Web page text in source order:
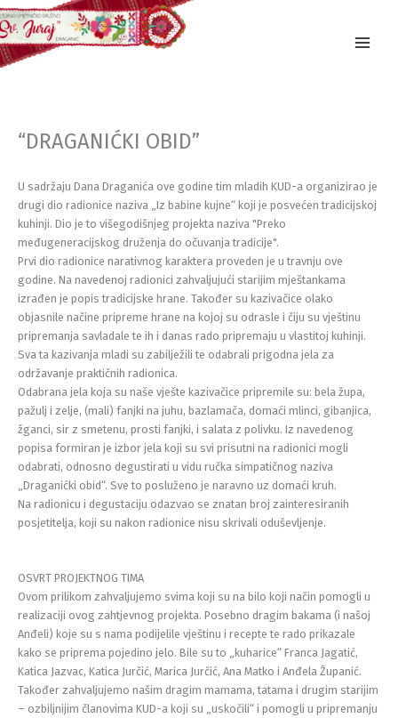
Skip
to
content
“DRAGANIĆKI OBID”
U sadržaju Dana Draganića ove godine tim mladih KUD-a organizirao je
drugi dio radionice naziva „Iz babine kujne“ koji je posvećen tradicijskoj
kuhinji. Dio je to višegodišnjeg projekta naziva "Preko
međugeneracijskog druženja do očuvanja tradicije".
Prvi dio radionice narativnog karaktera proveden je u travnju ove
godine. Na navedenoj radionici zahvaljujući starijim mještankama
izrađen je popis tradicijske hrane. Također su kazivačice olako
objasnile načine pripreme hrane na kojoj su odrasle i čiju su vještinu
pripremanja savladale te ih i danas rado pripremaju u vlastitoj kuhinji.
Sva ta kazivanja mladi su zabilježili te odabrali prigodna jela za
održavanje praktičnih radionica.
Odabrana jela koja su naše vješte kazivačice pripremile su: bela župa,
pažulj i zelje, (mali) fanjki na juhu, bazlamača, domaći mlinci, gibanjica,
žganci, sir z smetenu, prosti fanjki, i salata z polivku. Iz navedenog
popisa formiran je izbor jela koji su svi prisutni na radionici mogli
odabrati, odnosno degustirati u vidu ručka simpatičnog naziva
„Draganićki obid“. Sve to posluženo je naravno uz domaći kruh.
Na radionicu i degustaciju odazvao se znatan broj zainteresiranih
posjetitelja, koji su nakon radionice nisu skrivali oduševljenje.
OSVRT PROJEKTNOG TIMA
Ovom prilikom zahvaljujemo svima koji su na bilo koji način pomogli u
realizaciji ovog zahtjevnog projekta. Posebno dragim bakama (i našoj
Anđeli) koje su s nama podijelile vještinu i recepte te rado prikazale
kako se priprema pojedino jelo. Bile su to „kuharice“ Franca Jagatić,
Katica Jazvac, Katica Jurčić, Marica Jurčić, Ana Matko i Anđela Županić.
Također zahvaljujemo našim dragim mamama, tatama i drugim starijim
– ozbiljnijim članovima KUD-a koji su „uskočili“ i pomogli u pripremanju